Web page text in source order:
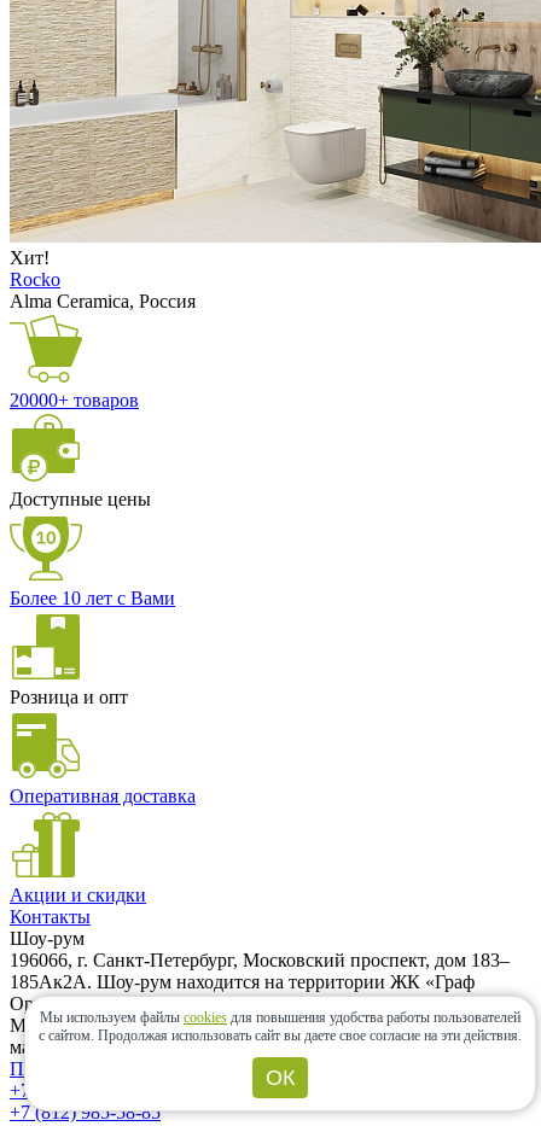
Хит!
Rocko
Alma Ceramica, Россия
20000+ товаров
Доступные цены
Более 10 лет с Вами
Розница и опт
Оперативная доставка
Акции и скидки
Контакты
Шоу-рум
196066, г. Санкт-Петербург, Московский проспект, дом 183–
185Ак2А. Шоу-рум находится на территории ЖК «Граф
Орлов». (500м от метро Московская) Вход возможен с
Московского проспекта и с Варшавской улицы. Заезд на
машине только с Варшавской улицы.
Проложить маршрут
+7 (962) 343-21-12
+7 (812) 985-58-85
Мы используем файлы cookies для повышения удобства работы пользователей
с сайтом. Продолжая использовать сайт вы даете свое согласие на эти действия.
ОК